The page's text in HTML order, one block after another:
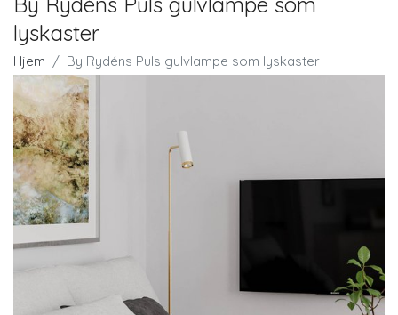
lyskaster
Hjem By Rydéns Puls gulvlampe som lyskaster